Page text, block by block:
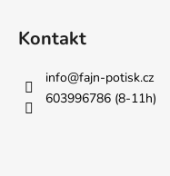
Kontakt
info@fajn-potisk.cz
603996786 (8-11h)